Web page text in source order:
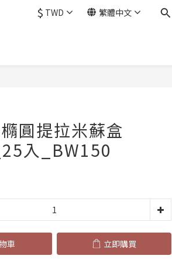
$ TWD 繁體中文
圓提拉米蘇盒
入_BW150
車 立即購買